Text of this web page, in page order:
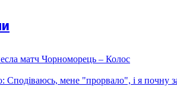
матч Чорноморець – Колос
Сподіваюсь, мене "прорвало", і я почну